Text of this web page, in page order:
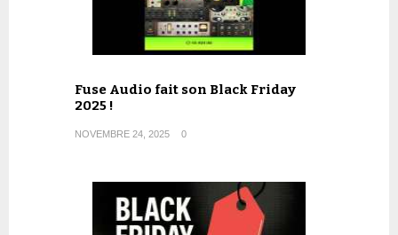
Fuse Audio fait son Black Friday
2025 !
NOVEMBRE 24, 2025 0